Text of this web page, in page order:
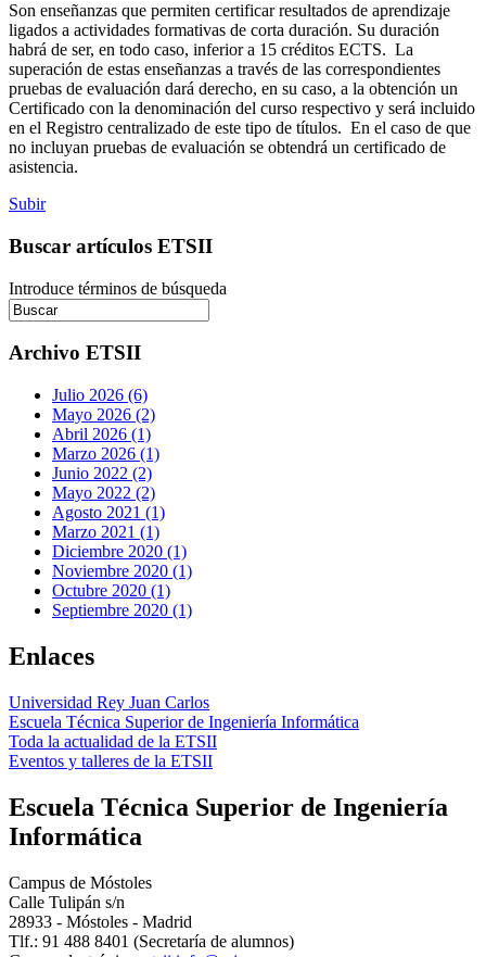
Son enseñanzas que permiten certificar resultados de aprendizaje
ligados a actividades formativas de corta duración. Su duración
habrá de ser, en todo caso, inferior a 15 créditos ECTS. La
superación de estas enseñanzas a través de las correspondientes
pruebas de evaluación dará derecho, en su caso, a la obtención un
Certificado con la denominación del curso respectivo y será incluido
en el Registro centralizado de este tipo de títulos. En el caso de que
no incluyan pruebas de evaluación se obtendrá un certificado de
asistencia.
Subir
Buscar artículos ETSII
Introduce términos de búsqueda
Archivo ETSII
Julio 2026 (6)
Mayo 2026 (2)
Abril 2026 (1)
Marzo 2026 (1)
Junio 2022 (2)
Mayo 2022 (2)
Agosto 2021 (1)
Marzo 2021 (1)
Diciembre 2020 (1)
Noviembre 2020 (1)
Octubre 2020 (1)
Septiembre 2020 (1)
Enlaces
Universidad Rey Juan Carlos
Escuela Técnica Superior de Ingeniería Informática
Toda la actualidad de la ETSII
Eventos y talleres de la ETSII
Escuela Técnica Superior de Ingeniería
Informática
Campus de Móstoles
Calle Tulipán s/n
28933 - Móstoles - Madrid
Tlf.: 91 488 8401 (Secretaría de alumnos)